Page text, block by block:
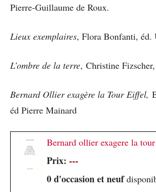
Pierre-Guillaume de Roux.
Lieux exemplaires, Flora Bonfanti, éd.
L’ombre de la terre, Christine
Bernard Ollier exagère la Tour Eiffel,
éd Pierre Mainard
Bernard ollier exagere la
Prix: ---
0 d'occasion et neuf